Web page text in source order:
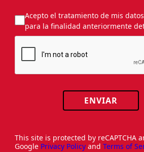
Acepto el tratamiento de mis
para la finalidad anteriormente
ENVIAR
This site is protected by reCAPTCHA
Google Privacy Policy and Terms of